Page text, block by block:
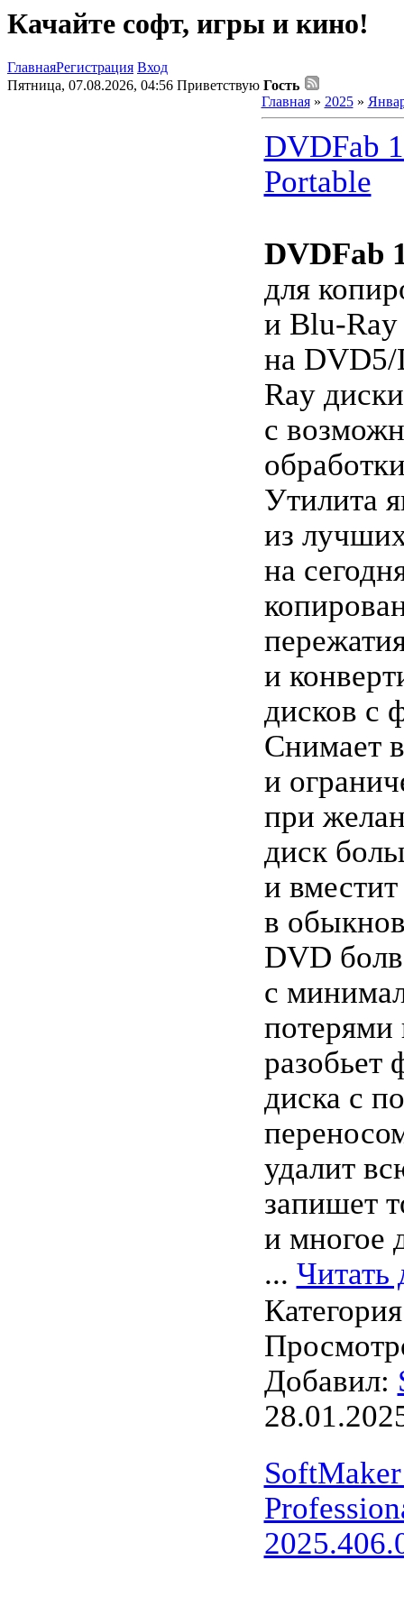
Качайте софт, игры и кино!
ГлавнаяРегистрация Вход
Пятница, 07.08.2026, 04:56 Приветствую Гость
Главная» 2025 »
DVDFab
Portable
DVDFab
для
и Blu-Ray
на
Ray диски
с
Утилита
из
на
и
дисков с
Снимает
и
при
диск
и вместит
в
DVD
с
потерями
разобьет
диска с
удалит
запишет
и многое
... Читать
Добавил: